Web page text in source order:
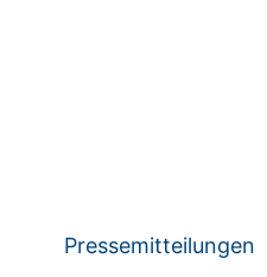
Pressemitteilungen